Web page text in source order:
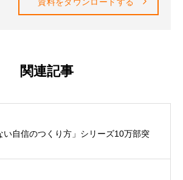
関連記事
い自信のつくり方」シリーズ10万部突